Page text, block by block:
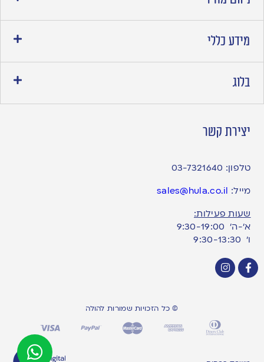
מידע כללי
בלוג
יצירת קשר
טלפון: 03-7321640
מייל: sales@hula.co.il
שעות פעילות:
א’-ה’ 9:30-19:00
ו׳ 9:30-13:30
© כל הזכויות שמורות להולה